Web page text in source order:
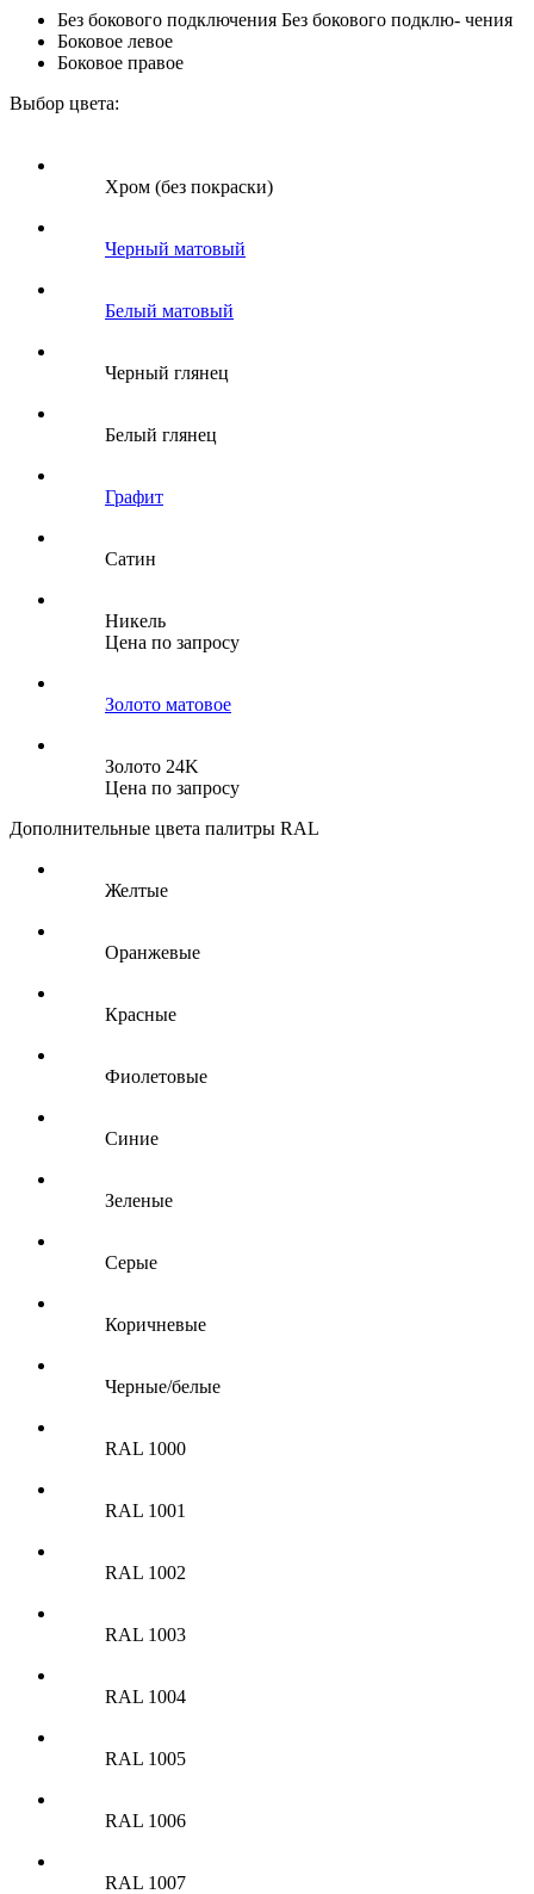
Без бокового подключения Без бокового подклю- чения
Боковое левое
Боковое правое
Выбор цвета:
Хром (без покраски)
Черный матовый
Белый матовый
Черный глянец
Белый глянец
Графит
Сатин
Никель
Цена по запросу
Золото матовое
Золото 24K
Цена по запросу
Дополнительные цвета палитры RAL
Желтые
Оранжевые
Красные
Фиолетовые
Синие
Зеленые
Серые
Коричневые
Черные/белые
RAL 1000
RAL 1001
RAL 1002
RAL 1003
RAL 1004
RAL 1005
RAL 1006
RAL 1007